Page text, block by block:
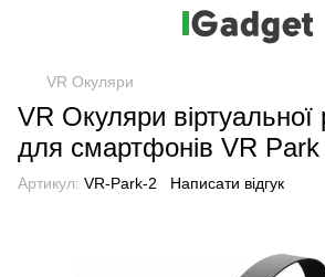
VR Окуляри
VR Окуляри віртуальної
для смартфонів VR
Артикул: VR-Park-2 Написати відгук